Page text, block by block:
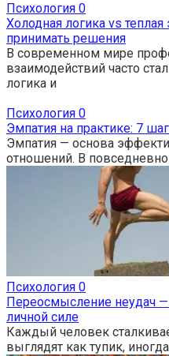
Психология 0
Холодная логика vs
принимать решения
В современном мире
взаимодействий часто
логика и
Психология 0
Эмпатия на практике: 7
Эмпатия — основа
отношений. В
Психология 0
Переосмысление неудач
личной силе
Каждый человек
выглядят как тупик,